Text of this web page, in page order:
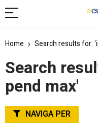
Home Search results for:
Search
pend max'
NAVIGA PER